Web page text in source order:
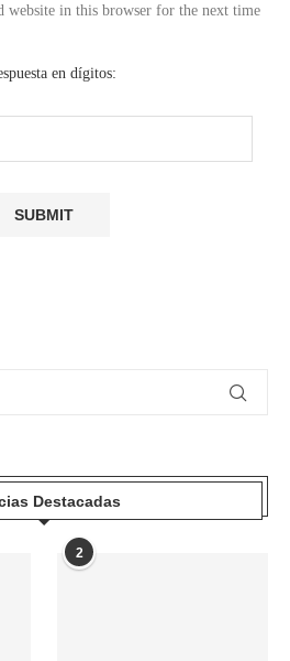
website in this browser for the next time
en dígitos:
Destacadas
2